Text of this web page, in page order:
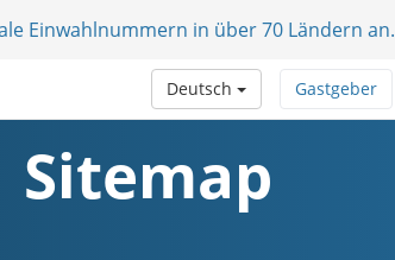
Einwahlnummern in über 70 Ländern an.
Gastgeber
Deutsch
Sitemap